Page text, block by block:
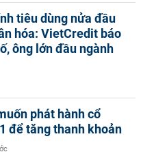
tiêu dùng nửa đầu
hóa: VietCredit báo
ông lớn đầu ngành
phát hành cổ
để tăng thanh khoản